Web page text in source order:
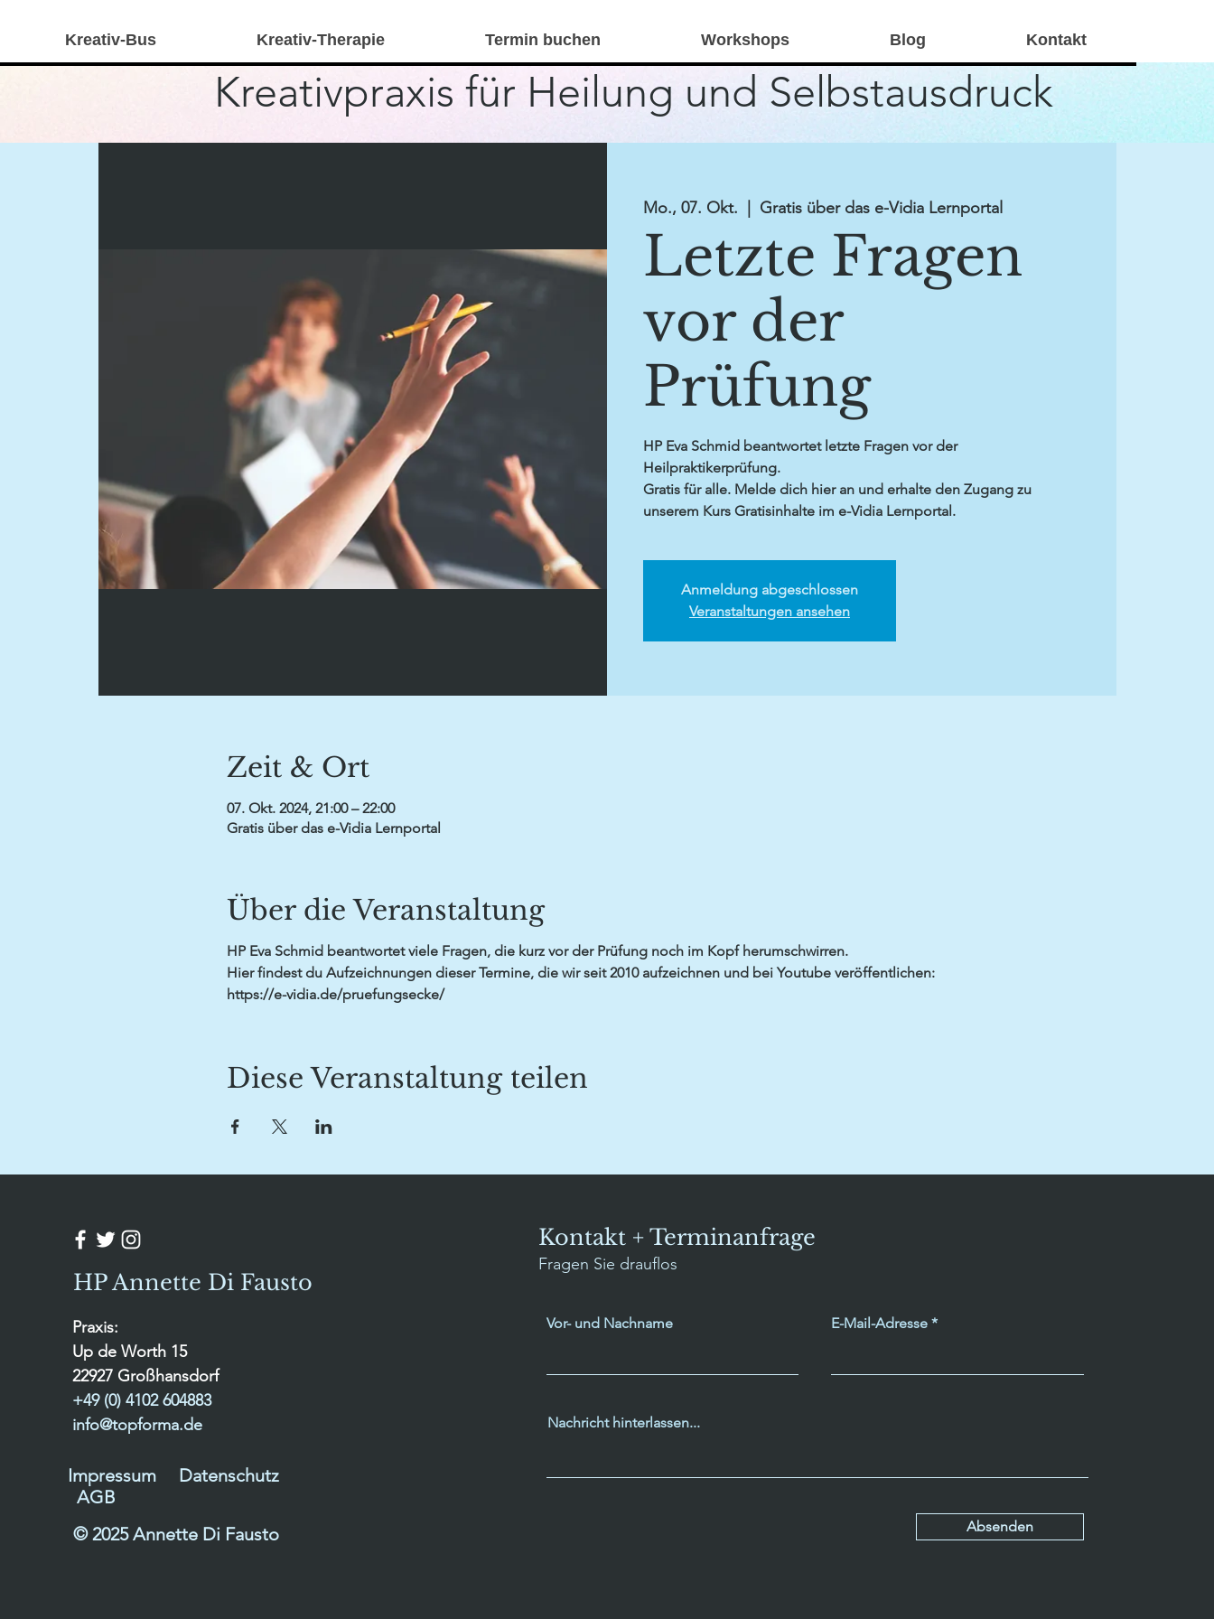
Kreativ-Bus Kreativ-Therapie Termin buchen Workshops Blog Kontakt
Kreativpraxis für Heilung und Selbstausdruck
Mo., 07. Okt. Gratis über das e-Vidia Lernportal
Letzte Fragen
vor der
Prüfung
HP Eva Schmid beantwortet letzte Fragen vor der
Heilpraktikerprüfung.
Gratis für alle. Melde dich hier an und erhalte den Zugang zu
unserem Kurs Gratisinhalte im e-Vidia Lernportal.
Anmeldung abgeschlossen
Veranstaltungen ansehen
Zeit & Ort
07. Okt. 2024, 21:00 – 22:00
Gratis über das e-Vidia Lernportal
Über die Veranstaltung
HP Eva Schmid beantwortet viele Fragen, die kurz vor der Prüfung noch im Kopf herumschwirren.
Hier findest du Aufzeichnungen dieser Termine, die wir seit 2010 aufzeichnen und bei Youtube veröffentlichen:
https://e-vidia.de/pruefungsecke/
Diese Veranstaltung teilen
HP Annette Di Fausto
Praxis:
Up de Worth 15
22927 Großhansdorf
+49 (0) 4102 604883
info@topforma.de
Impressum
Datenschutz
AGB
© 2025 Annette Di Fausto
Kontakt + Terminanfrage
Fragen Sie drauflos
Vor- und Nachname E-Mail-Adresse
Nachricht hinterlassen...
Absenden